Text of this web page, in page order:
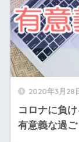
2020年3月28
コロナに負
有意義な過